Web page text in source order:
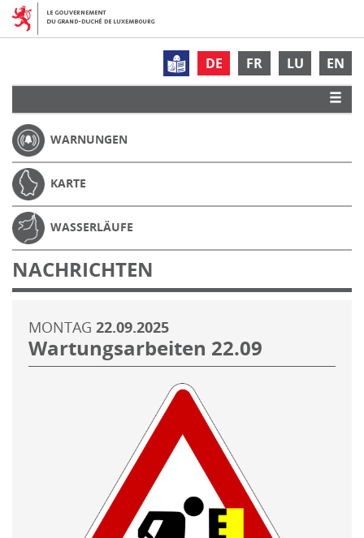
DE FR LU EN
WARNUNGEN
KARTE
WASSERLÄUFE
NACHRICHTEN
MONTAG 22.09.2025
Wartungsarbeiten 22.09